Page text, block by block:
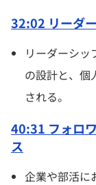
32:02 リーダ
リーダーシッ
の設計と、個
される。
40:31 フォロ
ス
企業や部活に